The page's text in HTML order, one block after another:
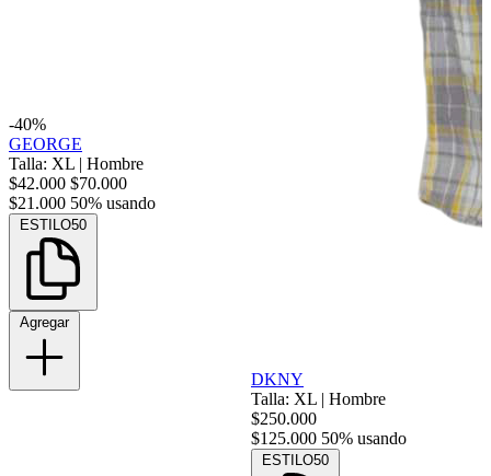
-40%
GEORGE
Talla: XL | Hombre
$42.000 $70.000
$21.000 50% usando
ESTILO50
Agregar
DKNY
Talla: XL | Hombre
$250.000
$125.000 50% usando
ESTILO50